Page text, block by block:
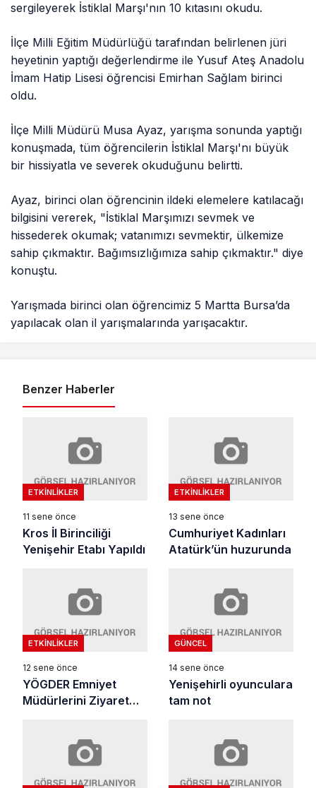
sergileyerek İstiklal Marşı'nın 10 kıtasını okudu.
İlçe Milli Eğitim Müdürlüğü tarafından belirlenen jüri
heyetinin yaptığı değerlendirme ile Yusuf Ateş Anadolu
İmam Hatip Lisesi öğrencisi Emirhan Sağlam birinci
oldu.
İlçe Milli Müdürü Musa Ayaz, yarışma sonunda yaptığı
konuşmada, tüm öğrencilerin İstiklal Marşı'nı büyük
bir hissiyatla ve severek okuduğunu belirtti.
Ayaz, birinci olan öğrencinin ildeki elemelere katılacağı
bilgisini vererek, "İstiklal Marşımızı sevmek ve
hissederek okumak; vatanımızı sevmektir, ülkemize
sahip çıkmaktır. Bağımsızlığımıza sahip çıkmaktır." diye
konuştu.
Yarışmada birinci olan öğrencimiz 5 Martta Bursa’da
yapılacak olan il yarışmalarında yarışacaktır.
Benzer Haberler
ETKINLIKLER
11 sene önce
Kros İl Birinciliği
Yenişehir Etabı Yapıldı
ETKINLIKLER
13 sene önce
Cumhuriyet Kadınları
Atatürk’ün huzurunda
ETKINLIKLER
12 sene önce
YÖGDER Emniyet
Müdürlerini Ziyaret
GÜNCEL
14 sene önce
Yenişehirli oyunculara
tam not